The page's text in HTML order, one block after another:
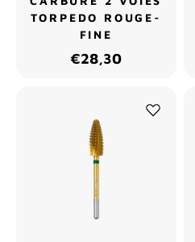
TORPEDO ROUGE-
FINE
€28,30